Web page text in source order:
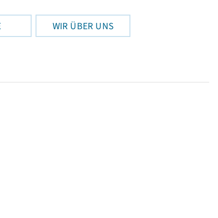
WIR ÜBER UNS